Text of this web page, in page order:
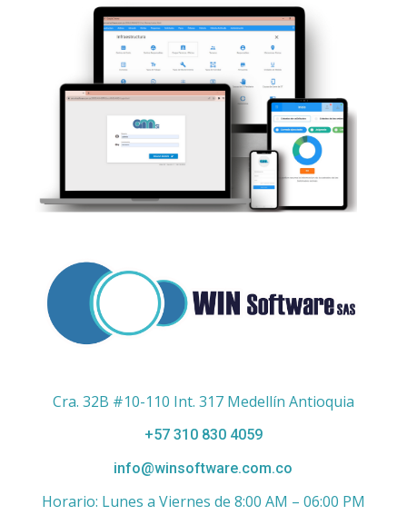
Cra. 32B #10-110 Int. 317 Medellín Antioquia
+57 310 830 4059
info@winsoftware.com.co
Horario: Lunes a Viernes de 8:00 AM – 06:00 PM